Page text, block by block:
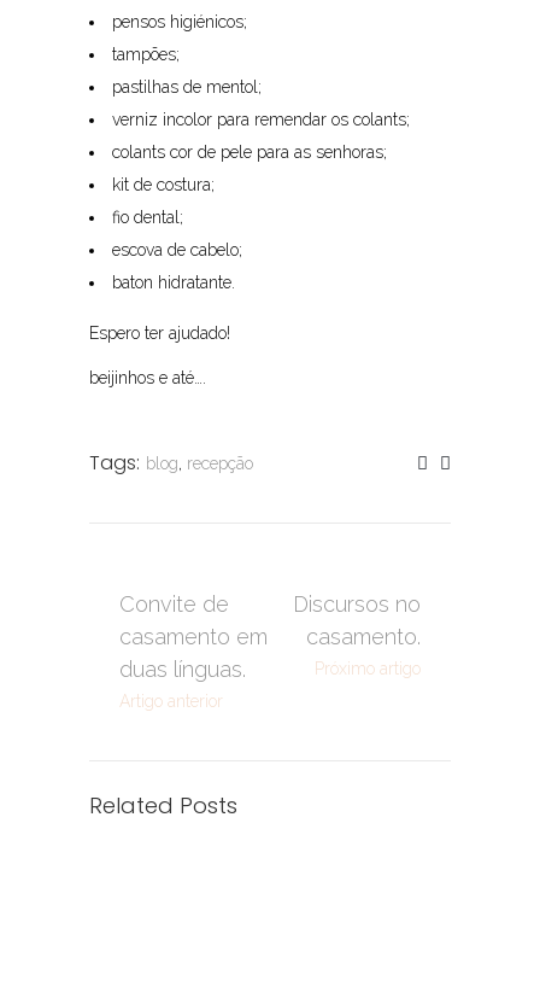
pensos higiénicos;
tampões;
pastilhas de mentol;
verniz incolor para remendar os colants;
colants cor de pele para as senhoras;
kit de costura;
fio dental;
escova de cabelo;
baton hidratante.
Espero ter ajudado!
beijinhos e até….
Tags: blog, recepção
Convite de
casamento em
duas línguas.
Artigo anterior
Discursos no
casamento.
Próximo artigo
Related Posts